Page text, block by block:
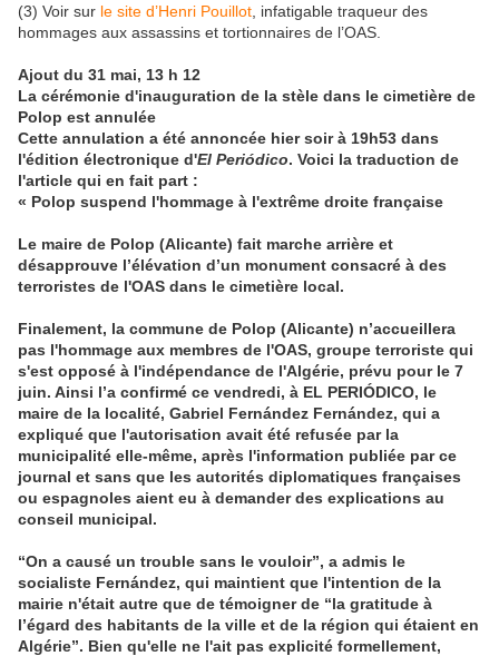
(3) Voir sur le site d’Henri Pouillot , infatigable traqueur des
hommages aux assassins et tortionnaires de l’OAS.
Ajout du 31 mai, 13 h 12
La cérémonie d'inauguration de la stèle dans le cimetière de
Polop est annulée
Cette annulation a été annoncée hier soir à 19h53 dans
l'édition électronique d'El Periódico. Voici la traduction de
l'article qui en fait part :
« Polop suspend l'hommage à l'extrême droite française
Le maire de Polop (Alicante) fait marche arrière et
désapprouve l’élévation d’un monument consacré à des
terroristes de l'OAS dans le cimetière local.
Finalement, la commune de Polop (Alicante) n’accueillera
pas l'hommage aux membres de l'OAS, groupe terroriste qui
s'est opposé à l'indépendance de l'Algérie, prévu pour le 7
juin. Ainsi l’a confirmé ce vendredi, à EL PERIÓDICO, le
maire de la localité, Gabriel Fernández Fernández, qui a
expliqué que l'autorisation avait été refusée par la
municipalité elle-même, après l'information publiée par ce
journal et sans que les autorités diplomatiques françaises
ou espagnoles aient eu à demander des explications au
conseil municipal.
“On a causé un trouble sans le vouloir”, a admis le
socialiste Fernández, qui maintient que l'intention de la
mairie n'était autre que de témoigner de “la gratitude à
l’égard des habitants de la ville et de la région qui étaient en
Algérie”. Bien qu'elle ne l'ait pas explicité formellement,